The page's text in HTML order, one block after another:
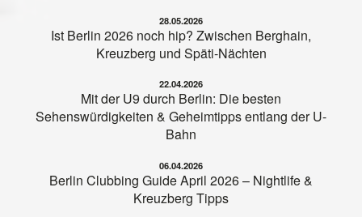
28.05.2026
Ist Berlin 2026 noch hip? Zwischen Berghain,
Kreuzberg und Späti-Nächten
22.04.2026
Mit der U9 durch Berlin: Die besten
Sehenswürdigkeiten & Geheimtipps entlang der U-
Bahn
06.04.2026
Berlin Clubbing Guide April 2026 – Nightlife &
Kreuzberg Tipps